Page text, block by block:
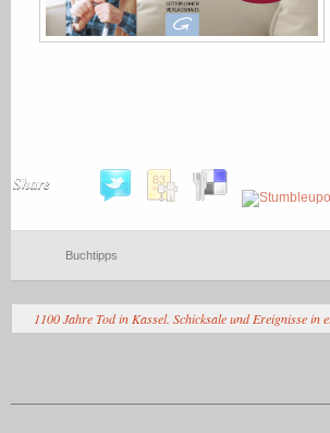
Share
Buchtipps
1100 Jahre Tod in Kassel. Schicksale und Ereignisse in